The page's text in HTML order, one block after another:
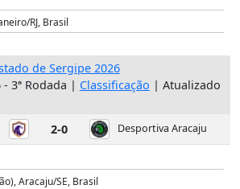
RJ, Brasil
de Sergipe 2026
- 3ª Rodada | Classificação | Atualizado
2-0 Desportiva Aracaju
Aracaju/SE, Brasil